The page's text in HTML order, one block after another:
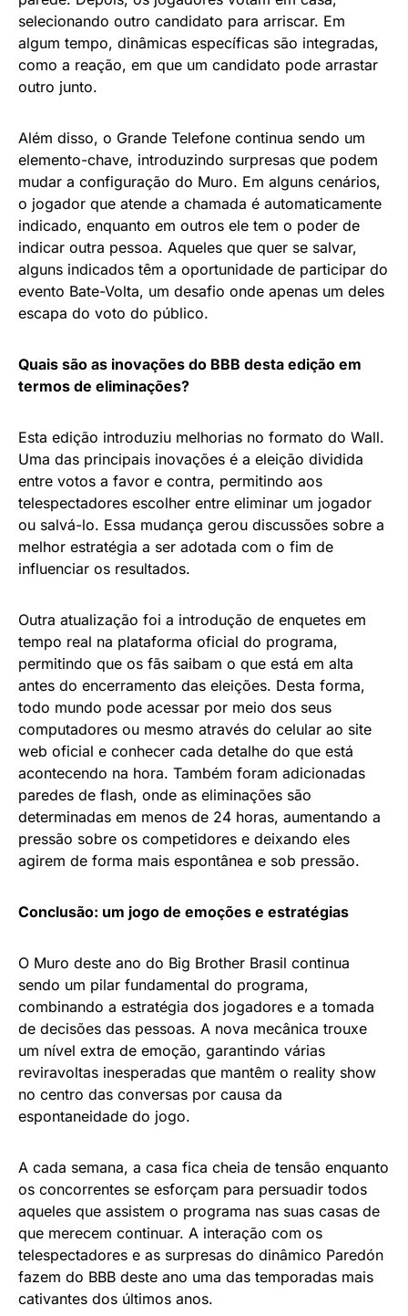
selecionando outro candidato para arriscar. Em
algum tempo, dinâmicas específicas são integradas,
como a reação, em que um candidato pode arrastar
outro junto.
Além disso, o Grande Telefone continua sendo um
elemento-chave, introduzindo surpresas que podem
mudar a configuração do Muro. Em alguns cenários,
o jogador que atende a chamada é automaticamente
indicado, enquanto em outros ele tem o poder de
indicar outra pessoa. Aqueles que quer se salvar,
alguns indicados têm a oportunidade de participar do
evento Bate-Volta, um desafio onde apenas um deles
escapa do voto do público.
Quais são as inovações do BBB desta edição em
termos de eliminações?
Esta edição introduziu melhorias no formato do Wall.
Uma das principais inovações é a eleição dividida
entre votos a favor e contra, permitindo aos
telespectadores escolher entre eliminar um jogador
ou salvá-lo. Essa mudança gerou discussões sobre a
melhor estratégia a ser adotada com o fim de
influenciar os resultados.
Outra atualização foi a introdução de enquetes em
tempo real na plataforma oficial do programa,
permitindo que os fãs saibam o que está em alta
antes do encerramento das eleições. Desta forma,
todo mundo pode acessar por meio dos seus
computadores ou mesmo através do celular ao site
web oficial e conhecer cada detalhe do que está
acontecendo na hora. Também foram adicionadas
paredes de flash, onde as eliminações são
determinadas em menos de 24 horas, aumentando a
pressão sobre os competidores e deixando eles
agirem de forma mais espontânea e sob pressão.
Conclusão: um jogo de emoções e estratégias
O Muro deste ano do Big Brother Brasil continua
sendo um pilar fundamental do programa,
combinando a estratégia dos jogadores e a tomada
de decisões das pessoas. A nova mecânica trouxe
um nível extra de emoção, garantindo várias
reviravoltas inesperadas que mantêm o reality show
no centro das conversas por causa da
espontaneidade do jogo.
A cada semana, a casa fica cheia de tensão enquanto
os concorrentes se esforçam para persuadir todos
aqueles que assistem o programa nas suas casas de
que merecem continuar. A interação com os
telespectadores e as surpresas do dinâmico Paredón
fazem do BBB deste ano uma das temporadas mais
cativantes dos últimos anos.